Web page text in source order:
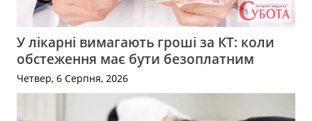
У лікарні вимагають гроші за КТ: коли
обстеження має бути безоплатним
Четвер, 6 Серпня, 2026